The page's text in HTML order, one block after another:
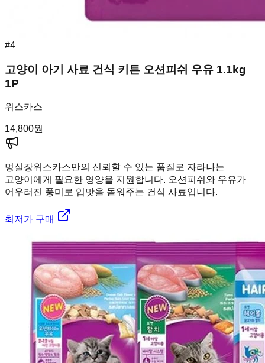
#4
고양이 아기 사료 건식 키튼 오션피쉬 우유 1.1kg
1P
위스카스
14,800원
멍실장위스카스만의 신뢰할 수 있는 품질로 자라나는
고양이에게 필요한 영양을 지원합니다. 오션피쉬와 우유가
어우러진 풍미로 입맛을 돋워주는 건식 사료입니다.
최저가 구매